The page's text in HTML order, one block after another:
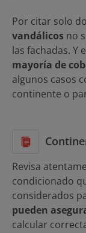
Por citar solo
vandálicos no
las fachadas. Y
mayoría de
algunos casos
continente o
Revisa
condicionado
considerados
pueden
calcular